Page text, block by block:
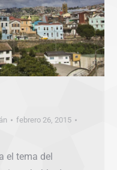
febrero 26, 2015
el tema del